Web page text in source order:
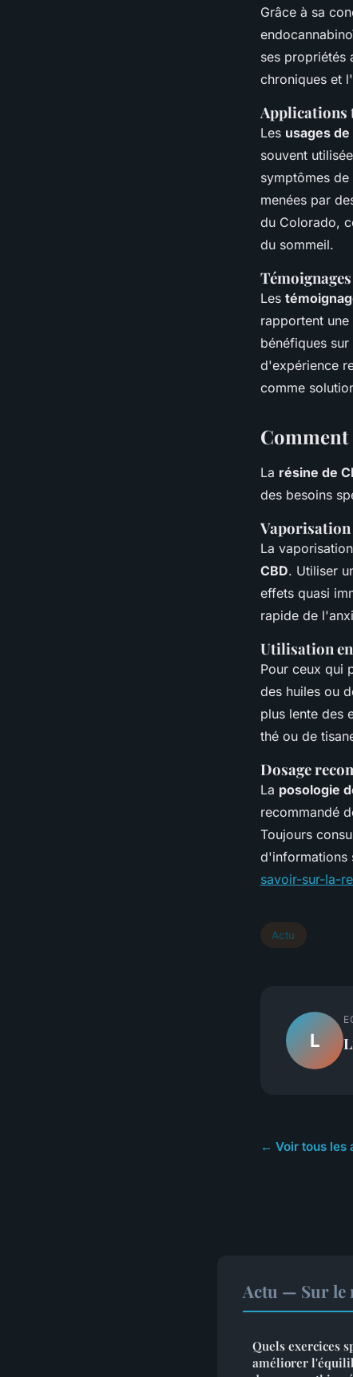
Grâce à sa
ses propriétés
chroniques et
Applications
Les usages de
souvent
symptômes
menées par
du Colorado,
du sommeil.
Les
rapportent
bénéfiques
d'expérience
comme
La résine de
des besoins
La
CBD. Utiliser
effets quasi
rapide de
Utilisation
Pour ceux qui
des huiles ou
plus lente des
thé ou de
Dosage
La posologie
recommandé
Toujours
d'informations
savoir-sur-la-
Actu
L
← Voir tous les
Actu — Sur le
Quels exercices
améliorer